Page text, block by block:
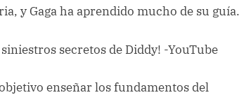
y Gaga ha aprendido mucho de su guía.
enseñar los fundamentos del